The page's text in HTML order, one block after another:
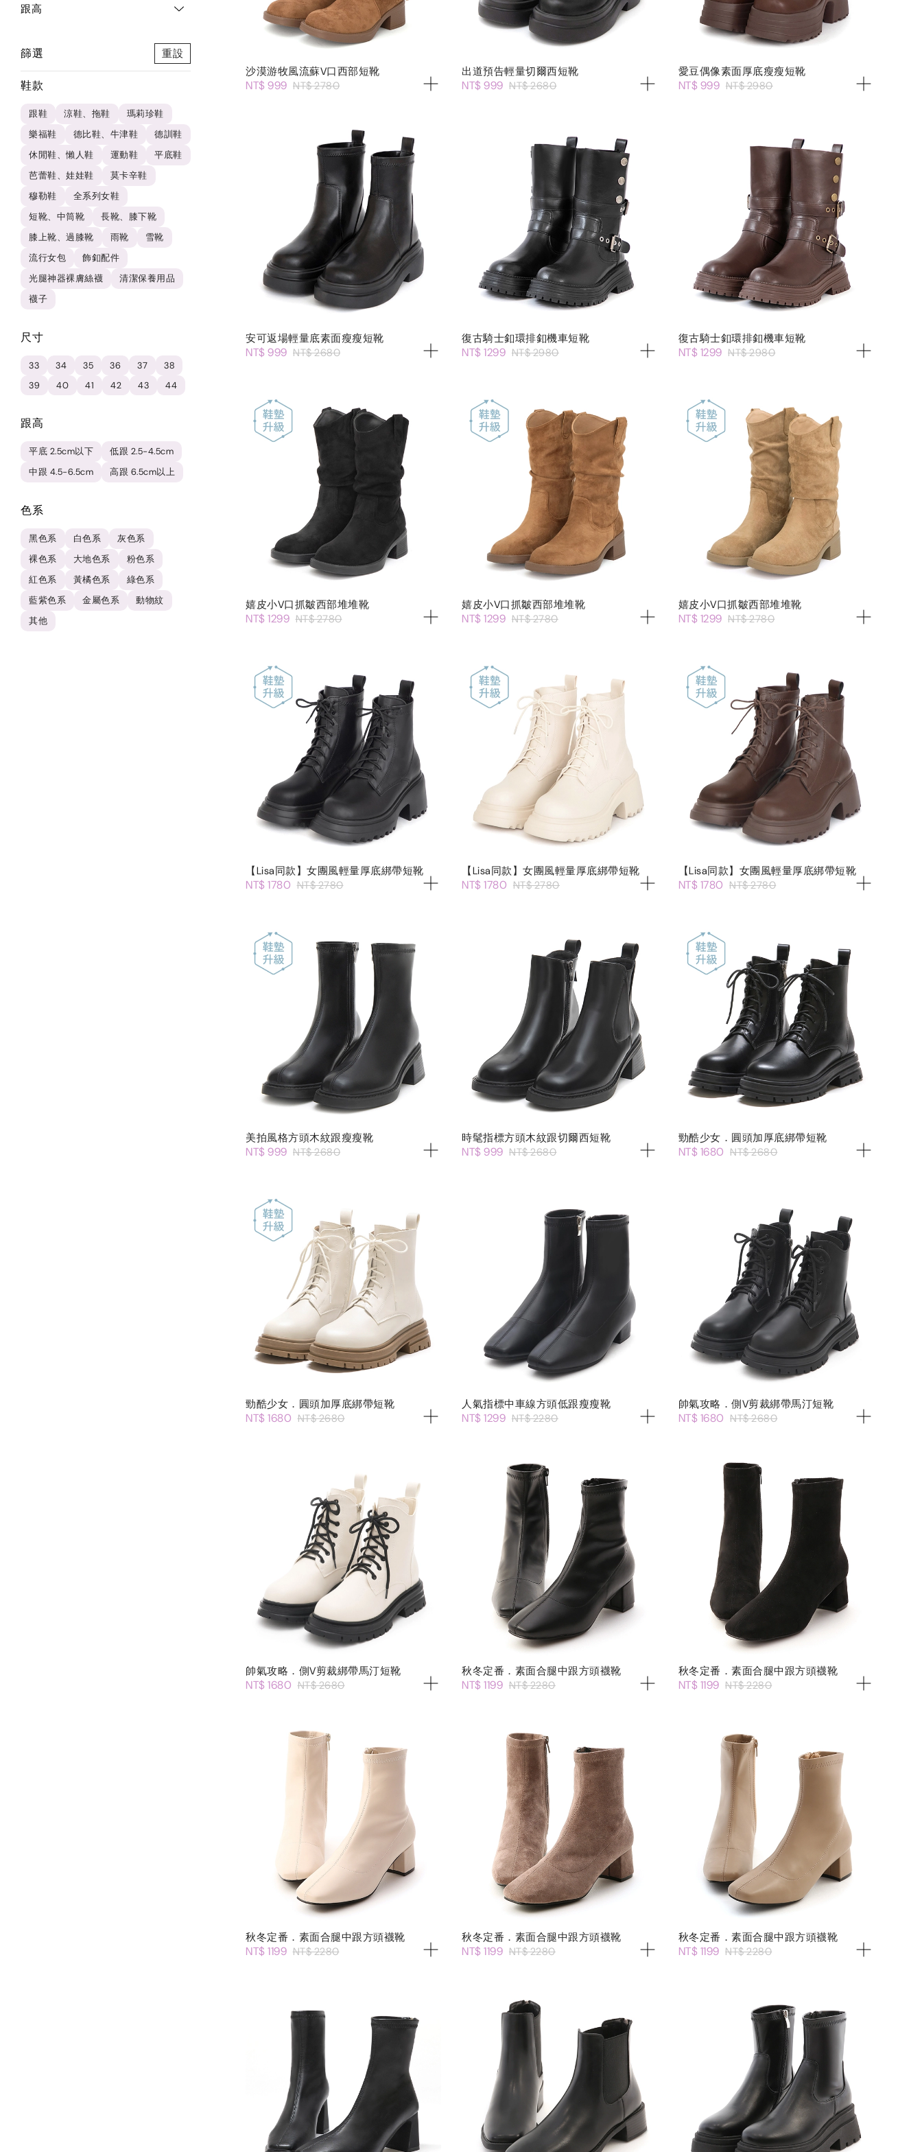
跟高
篩選 重設
鞋款
跟鞋 涼鞋、拖鞋
瑪莉珍鞋
樂福鞋
德比鞋、牛津鞋
德訓鞋
休閒鞋、懶人鞋
運動鞋
平底鞋
芭蕾鞋、娃娃鞋
莫卡辛鞋
穆勒鞋
全系列女鞋
短靴、中筒靴
長靴、膝下靴
膝上靴、過膝靴
雨靴
雪靴
流行女包
飾釦配件
光腿神器裸膚絲襪
清潔保養用品
襪子
尺寸
33 34 35 36 37
38
39
40 41 42 43 44
跟高
平底 2.5cm以下
低跟 2.5-4.5cm
中跟 4.5-6.5cm
高跟 6.5cm以上
色系
黑色系 白色系
灰色系
裸色系
大地色系
粉色系
紅色系
黃橘色系
綠色系
藍紫色系
金屬色系
動物紋
其他
沙漠游牧風流蘇V口西部短靴
NT$ 999 NT$ 2780
出道預告輕量切爾西短靴
NT$ 999 NT$ 2680
愛豆偶像素面厚底瘦瘦短靴
NT$ 999 NT$ 2980
安可返場輕量底素面瘦瘦短靴
NT$ 999 NT$ 2680
復古騎士釦環排釦機車短靴
NT$ 1299 NT$ 2980
復古騎士釦環排釦機車短靴
NT$ 1299 NT$ 2980
嬉皮小V口抓皺西部堆堆靴
NT$ 1299 NT$ 2780
嬉皮小V口抓皺西部堆堆靴
NT$ 1299 NT$ 2780
嬉皮小V口抓皺西部堆堆靴
NT$ 1299 NT$ 2780
【Lisa同款】女團風輕量厚底綁帶短靴
NT$ 1780 NT$ 2780
【Lisa同款】女團風輕量厚底綁帶短靴
NT$ 1780 NT$ 2780
【Lisa同款】女團風輕量厚底綁帶短靴
NT$ 1780 NT$ 2780
美拍風格方頭木紋跟瘦瘦靴
NT$ 999 NT$ 2680
時髦指標方頭木紋跟切爾西短靴
NT$ 999 NT$ 2680
勁酷少女．圓頭加厚底綁帶短靴
NT$ 1680 NT$ 2680
勁酷少女．圓頭加厚底綁帶短靴
NT$ 1680 NT$ 2680
人氣指標中車線方頭低跟瘦瘦靴
NT$ 1299 NT$ 2280
帥氣攻略．側V剪裁綁帶馬汀短靴
NT$ 1680 NT$ 2680
帥氣攻略．側V剪裁綁帶馬汀短靴
NT$ 1680 NT$ 2680
秋冬定番．素面合腿中跟方頭襪靴
NT$ 1199 NT$ 2280
秋冬定番．素面合腿中跟方頭襪靴
NT$ 1199 NT$ 2280
秋冬定番．素面合腿中跟方頭襪靴
NT$ 1199 NT$ 2280
秋冬定番．素面合腿中跟方頭襪靴
NT$ 1199 NT$ 2280
秋冬定番．素面合腿中跟方頭襪靴
NT$ 1199 NT$ 2280